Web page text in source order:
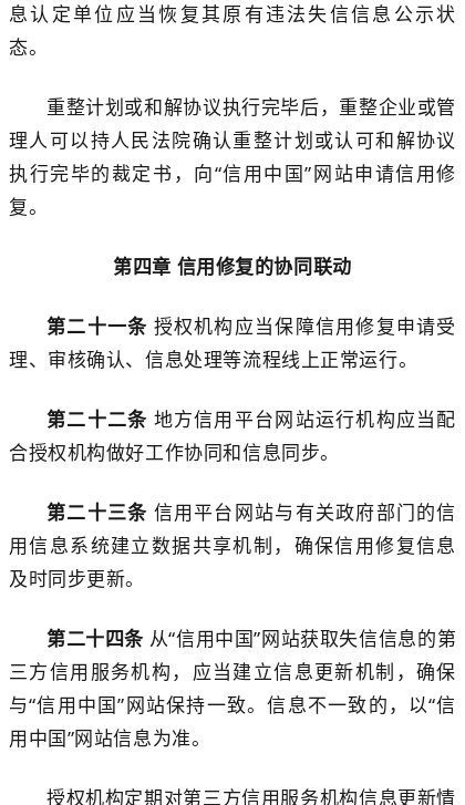
息认定单位应当恢复其原有违法失信信息公示状
态。
重整计划或和解协议执行完毕后，重整企业或管
理人可以持人民法院确认重整计划或认可和解协议
执行完毕的裁定书，向“信用中国”网站申请信用修
复。
第四章 信用修复的协同联动
第二十一条 授权机构应当保障信用修复申请受
理、审核确认、信息处理等流程线上正常运行。
第二十二条 地方信用平台网站运行机构应当配
合授权机构做好工作协同和信息同步。
第二十三条 信用平台网站与有关政府部门的信
用信息系统建立数据共享机制 ，确保信用修复信息
及时同步更新。
第二十四条 从“信用中国”网站获取失信信息的第
三方信用服务机构 ，应当建立信息更新机制 ，确保
与“信用中国”网站保持一致。信息不一致的，以“信
用中国”网站信息为准。
授权机构定期对第三方信用服务机构信息更新情